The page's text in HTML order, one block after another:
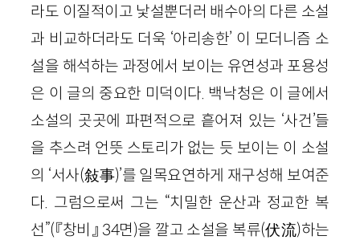
라도 이질적이고 낯설뿐더러 배수아의 다른 소설
과 비교하더라도 더욱 ‘아리송한’ 이 모더니즘 소
설을 해석하는 과정에서 보이는 유연성과 포용성
은 이 글의 중요한 미덕이다. 백낙청은 이 글에서
소설의 곳곳에 파편적으로 흩어져 있는 ‘사건’들
을 추스려 언뜻 스토리가 없는 듯 보이는 이 소설
의 ‘서사(敍事)’를 일목요연하게 재구성해 보여준
다. 그럼으로써 그는 “치밀한 운산과 정교한 복
선”(『창비』 34면)을 깔고 소설을 복류(伏流)하는